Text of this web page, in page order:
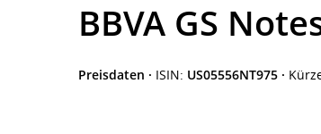
BBVA GS
Preisdaten · ISIN: US05556NT975 ·